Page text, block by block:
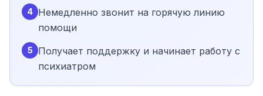
4 Немедленно звонит на горячую линию
помощи
5
Получает поддержку и начинает работу с
психиатром